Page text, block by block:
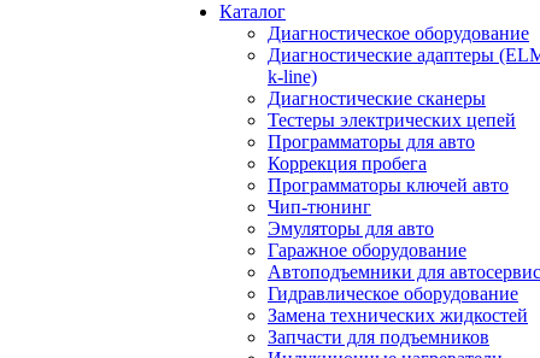
Каталог
Диагностическое оборудование
Диагностические адаптеры
k-line)
Диагностические сканеры
Тестеры электрических цепей
Программаторы для авто
Коррекция пробега
Программаторы ключей авто
Чип-тюнинг
Эмуляторы для авто
Гаражное оборудование
Автоподъемники для
Гидравлическое оборудование
Замена технических жидкостей
Запчасти для подъемников